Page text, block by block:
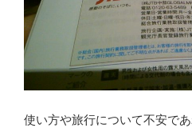
使い方や旅行について不安で